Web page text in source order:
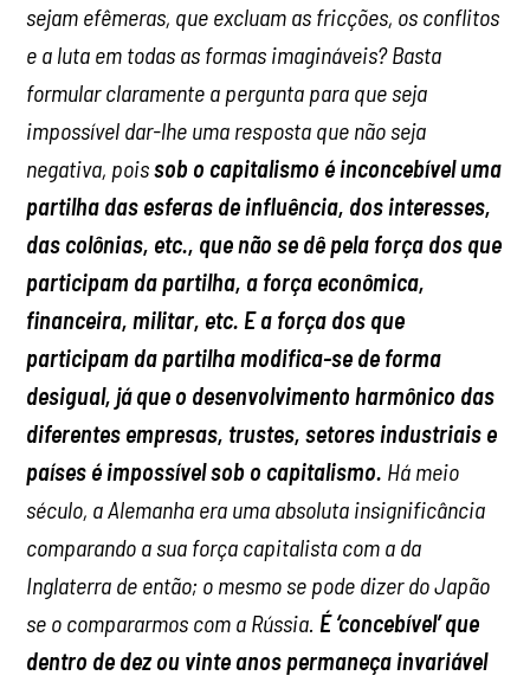
sejam efêmeras, que excluam as fricções, os conflitos
e a luta em todas as formas imagináveis? Basta
formular claramente a pergunta para que seja
impossível dar-lhe uma resposta que não seja
negativa, poissob o capitalismo é inconcebível uma
partilha das esferas de influência, dos interesses,
das colônias, etc., que não se dê pela força dos que
participam da partilha, a força econômica,
financeira, militar, etc. E a força dos que
participam da partilha modifica-se de forma
desigual, já que o desenvolvimento harmônico das
diferentes empresas, trustes, setores industriais e
países é impossível sob o capitalismo. Há meio
século, a Alemanha era uma absoluta insignificância
comparando a sua força capitalista com a da
Inglaterra de então; o mesmo se pode dizer do Japão
se o compararmos com a Rússia. É ‘concebível’ que
dentro de dez ou vinte anos permaneça invariável